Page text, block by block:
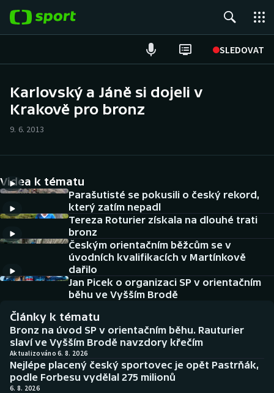
SLEDOVAT
Hokej
Cyklistika
DALŠÍ SPORTY
Americký fotbal
Baseball a softbal
Basketbal
Biatlon
Boby a skeleton
NEPŘEHLÉDNĚTE
Soutěže
Historické návraty
Aplikace ČT sport
AZ kvíz
Karlovský a Jáně si dojeli v
Krakově pro bronz
9. 6. 2013
Videa k tématu
Parašutisté se pokusili o český rekord,
který zatím nepadl
Tereza Roturier získala na dlouhé trati
bronz
Českým orientačním běžcům se v
úvodních kvalifikacích v Martínkově
dařilo
Jan Picek o organizaci SP v orientačním
běhu ve Vyšším Brodě
Články k tématu
Bronz na úvod SP v orientačním běhu. Rauturier
slaví ve Vyšším Brodě navzdory křečím
Aktualizováno 6. 8. 2026
Nejlépe placený český sportovec je opět Pastrňák,
podle Forbesu vydělal 275 milionů
6. 8. 2026